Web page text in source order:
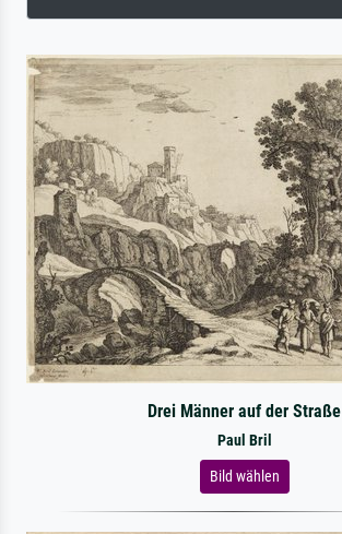
Drei Männer auf der Straße
Paul Bril
Bild wählen